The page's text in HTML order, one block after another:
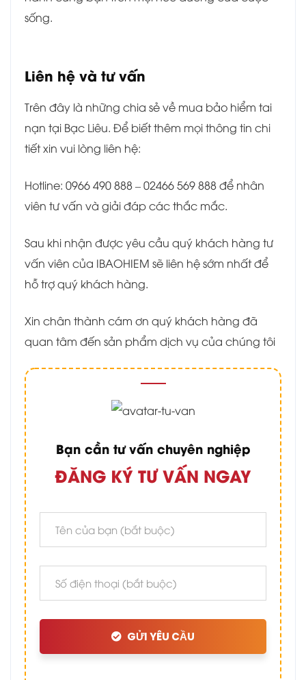
sống.
Liên hệ và tư vấn
Trên đây là những chia sẻ về mua bảo hiểm tai
nạn tại Bạc Liêu. Để biết thêm mọi thông tin chi
tiết xin vui lòng liên hệ:
Hotline: 0966 490 888 – 02466 569 888 để nhân
viên tư vấn và giải đáp các thắc mắc.
Sau khi nhận được yêu cầu quý khách hàng tư
vấn viên của IBAOHIEM sẽ liên hệ sớm nhất để
hỗ trợ quý khách hàng.
Xin chân thành cám ơn quý khách hàng đã
quan tâm đến sản phẩm dịch vụ của chúng tôi
Bạn cần tư vấn chuyên nghiệp
ĐĂNG KÝ TƯ VẤN NGAY
GỬI YÊU CẦU